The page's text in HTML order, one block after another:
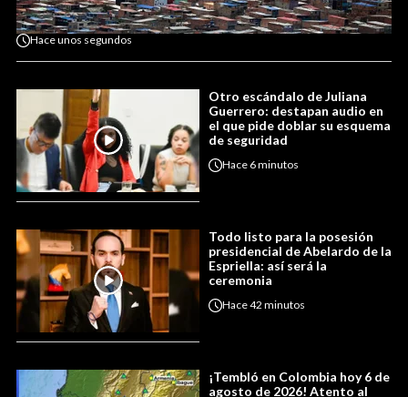
Haceunos segundos
Otro escándalo de Juliana
Guerrero: destapan audio en
el que pide doblar su esquema
de seguridad
Hace 6 minutos
Todo listo para la posesión
presidencial de Abelardo de la
Espriella: así será la
ceremonia
Hace42 minutos
¡Tembló en Colombia hoy 6 de
agosto de 2026! Atento al